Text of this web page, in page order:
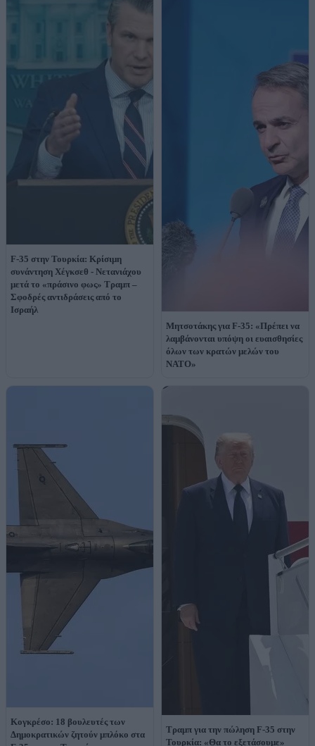
F-35 στην Τουρκία: Κρίσιμη
συνάντηση Χέγκσεθ - Νετανιάχου
μετά το «πράσινο φως» Τραμπ –
Σφοδρές αντιδράσεις από το
Ισραήλ
Μητσοτάκης για F-35: «Πρέπει να
λαμβάνονται υπόψη οι ευαισθησίες
όλων των κρατών μελών του
ΝΑΤΟ»
Κογκρέσο: 18 βουλευτές των
Δημοκρατικών ζητούν μπλόκο στα
Τραμπ για την πώληση F-35 στην
Τουρκία: «Θα το εξετάσουμε»